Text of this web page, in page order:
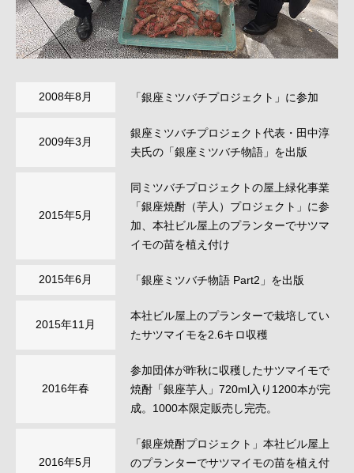
2008年8月 「銀座ミツバチプロジェクト」に参加
2009年3月
銀座ミツバチプロジェクト代表・田中淳
夫氏の「銀座ミツバチ物語」を出版
2015年5月
同ミツバチプロジェクトの屋上緑化事業
「銀座焼酎（芋人）プロジェクト」に参
加、本社ビル屋上のプランターでサツマ
イモの苗を植え付け
2015年6月 「銀座ミツバチ物語 Part2」を出版
2015年11月
本社ビル屋上のプランターで栽培してい
たサツマイモを2.6キロ収穫
2016年春
参加団体が昨秋に収穫したサツマイモで
焼酎「銀座芋人」720ml入り1200本が完
成。1000本限定販売し完売。
2016年5月
「銀座焼酎プロジェクト」本社ビル屋上
のプランターでサツマイモの苗を植え付